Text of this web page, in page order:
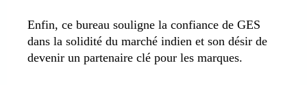
Enfin, ce bureau souligne la confiance de GES
dans la solidité du marché indien et son désir de
devenir un partenaire clé pour les marques.